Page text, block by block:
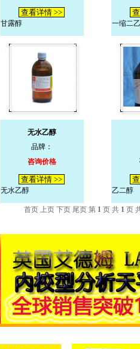
查看详情 >>
甘露醇 一缩二
无水乙醇
品牌：
咨询价格
查看详情 >>
无水乙醇 乙二醇
首页 上页 下页 尾页 第 1 页 共 1 页